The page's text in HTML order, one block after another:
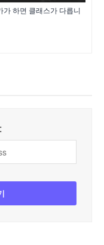
가 하면 클래스가 다릅니